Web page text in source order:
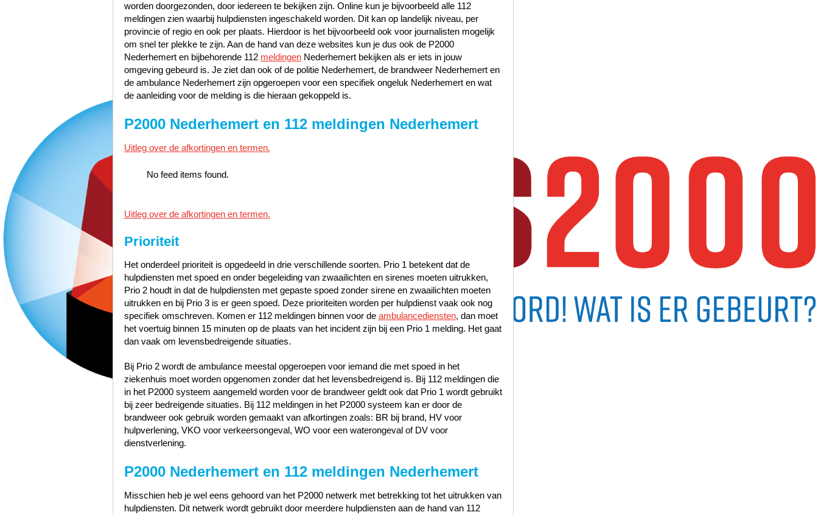
worden doorgezonden, door iedereen te bekijken zijn. Online kun je bijvoorbeeld alle 112
meldingen zien waarbij hulpdiensten ingeschakeld worden. Dit kan op landelijk niveau, per
provincie of regio en ook per plaats. Hierdoor is het bijvoorbeeld ook voor journalisten mogelijk
om snel ter plekke te zijn. Aan de hand van deze websites kun je dus ook de P2000
Nederhemert en bijbehorende 112 meldingenNederhemert bekijken als er iets in jouw
omgeving gebeurd is. Je ziet dan ook of de politie Nederhemert, de brandweer Nederhemert en
de ambulance Nederhemert zijn opgeroepen voor een specifiek ongeluk Nederhemert en wat
de aanleiding voor de melding is die hieraan gekoppeld is.
P2000 Nederhemert en 112 meldingen Nederhemert
Uitleg over de afkortingen en termen.
No feed items found.
Uitleg over de afkortingen en termen.
Prioriteit
Het onderdeel prioriteit is opgedeeld in drie verschillende soorten. Prio 1 betekent dat de
hulpdiensten met spoed en onder begeleiding van zwaailichten en sirenes moeten uitrukken,
Prio 2 houdt in dat de hulpdiensten met gepaste spoed zonder sirene en zwaailichten moeten
uitrukken en bij Prio 3 is er geen spoed. Deze prioriteiten worden per hulpdienst vaak ook nog
specifiek omschreven. Komen er 112 meldingen binnen voor de ambulancediensten, dan moet
het voertuig binnen 15 minuten op de plaats van het incident zijn bij een Prio 1 melding. Het gaat
dan vaak om levensbedreigende situaties.
Bij Prio 2 wordt de ambulance meestal opgeroepen voor iemand die met spoed in het
ziekenhuis moet worden opgenomen zonder dat het levensbedreigend is. Bij 112 meldingen die
in het P2000 systeem aangemeld worden voor de brandweer geldt ook dat Prio 1 wordt gebruikt
bij zeer bedreigende situaties. Bij 112 meldingen in het P2000 systeem kan er door de
brandweer ook gebruik worden gemaakt van afkortingen zoals: BR bij brand, HV voor
hulpverlening, VKO voor verkeersongeval, WO voor een waterongeval of DV voor
dienstverlening.
P2000 Nederhemert en 112 meldingen Nederhemert
Misschien heb je wel eens gehoord van het P2000 netwerk met betrekking tot het uitrukken van
hulpdiensten. Dit netwerk wordt gebruikt door meerdere hulpdiensten aan de hand van 112